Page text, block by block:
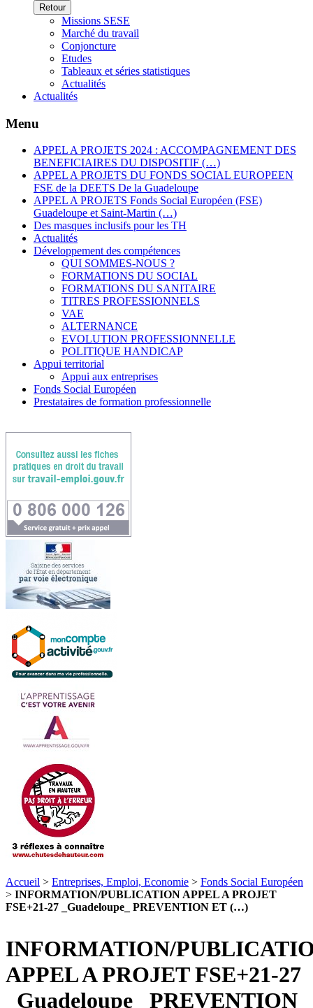
Retour
Missions SESE
Marché du travail
Conjoncture
Etudes
Tableaux et séries statistiques
Actualités
Actualités
Menu
APPEL A PROJETS 2024 : ACCOMPAGNEMENT DES
BENEFICIAIRES DU DISPOSITIF (…)
APPEL A PROJETS DU FONDS SOCIAL EUROPEEN
FSE de la DEETS De la Guadeloupe
APPEL A PROJETS Fonds Social Européen (FSE)
Guadeloupe et Saint-Martin (…)
Des masques inclusifs pour les TH
Actualités
Développement des compétences
QUI SOMMES-NOUS ?
FORMATIONS DU SOCIAL
FORMATIONS DU SANITAIRE
TITRES PROFESSIONNELS
VAE
ALTERNANCE
EVOLUTION PROFESSIONNELLE
POLITIQUE HANDICAP
Appui territorial
Appui aux entreprises
Fonds Social Européen
Prestataires de formation professionnelle
Accueil > Entreprises, Emploi, Economie > Fonds Social Européen
> INFORMATION/PUBLICATION APPEL A PROJET
FSE+21-27 _Guadeloupe_ PREVENTION ET (…)
INFORMATION/
APPEL A PROJET FSE+21-27
_Guadeloupe_ PREVENTION